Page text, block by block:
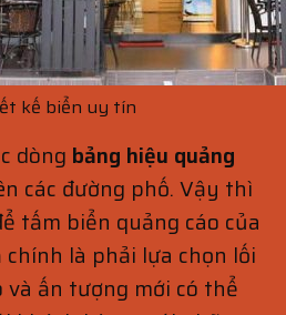
kế biển uy tín
dòng bảng hiệu quảng
các đường phố. Vậy thì
tấm biển quảng cáo của
chính là phải lựa chọn lối
ấn tượng mới có thể